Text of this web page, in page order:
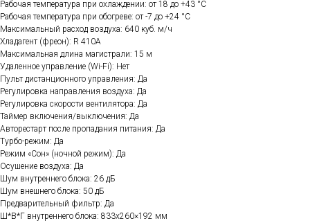
Рабочая температура при охлаждении: от 18 до +43 °C
Рабочая температура при обогреве: от -7 до +24 °C
Максимальный расход воздуха: 640 куб. м/ч
Хладагент (фреон): R 410A
Максимальная длина магистрали: 15 м
Удаленное управление (Wi-Fi): Нет
Пульт дистанционного управления: Да
Регулировка направления воздуха: Да
Регулировка скорости вентилятора: Да
Таймер включения/выключения: Да
Авторестарт после пропадания питания: Да
Турбо-режим: Да
Режим «Сон» (ночной режим): Да
Осушение воздуха: Да
Шум внутреннего блока: 26 дБ
Шум внешнего блока: 50 дБ
Предварительный фильтр: Да
Ш*В*Г внутреннего блока: 833х260×192 мм